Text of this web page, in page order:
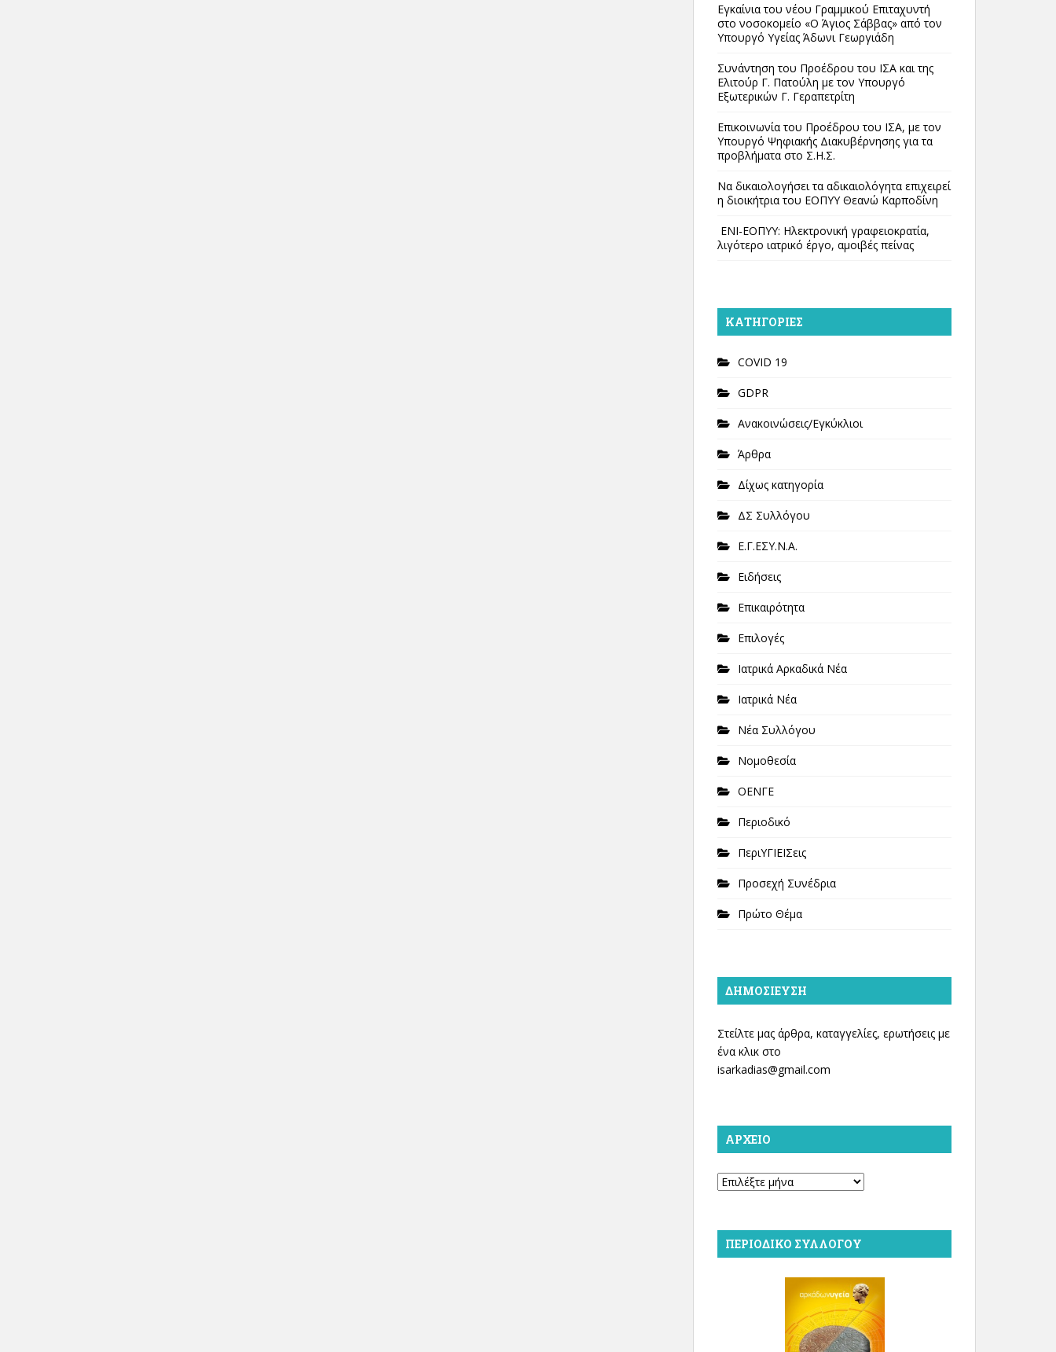
Εγκαίνια του νέου Γραμμικού Επιταχυντή
στο νοσοκομείο «Ο Άγιος Σάββας» από τον
Υπουργό Υγείας Άδωνι Γεωργιάδη
Συνάντηση του Προέδρου του ΙΣΑ και της
Ελιτούρ Γ. Πατούλη με τον Υπουργό
Εξωτερικών Γ. Γεραπετρίτη
Επικοινωνία του Προέδρου του ΙΣΑ, με τον
Υπουργό Ψηφιακής Διακυβέρνησης για τα
προβλήματα στο Σ.Η.Σ.
Να δικαιολογήσει τα αδικαιολόγητα επιχειρεί
η διοικήτρια του ΕΟΠΥΥ Θεανώ Καρποδίνη
ΕΝΙ-ΕΟΠΥΥ: Ηλεκτρονική γραφειοκρατία,
λιγότερο ιατρικό έργο, αμοιβές πείνας
KΑΤΗΓΟΡΊΕΣ
COVID 19
GDPR
Ανακοινώσεις/Εγκύκλιοι
Άρθρα
Δίχως κατηγορία
ΔΣ Συλλόγου
Ε.Γ.ΕΣΥ.Ν.Α.
Ειδήσεις
Επικαιρότητα
Επιλογές
Ιατρικά Αρκαδικά Νέα
Ιατρικά Νέα
Νέα Συλλόγου
Νομοθεσία
ΟΕΝΓΕ
Περιοδικό
ΠεριΥΓΙΕΙΣεις
Προσεχή Συνέδρια
Πρώτο Θέμα
ΔΗΜΟΣΊΕΥΣΗ
Στείλτε μας άρθρα, καταγγελίες, ερωτήσεις με
ένα κλικ στο
isarkadias@gmail.com
ΑΡΧΕΊΟ
Αρχείο
ΠΕΡΙΟΔΙΚΌ ΣΥΛΛΌΓΟΥ